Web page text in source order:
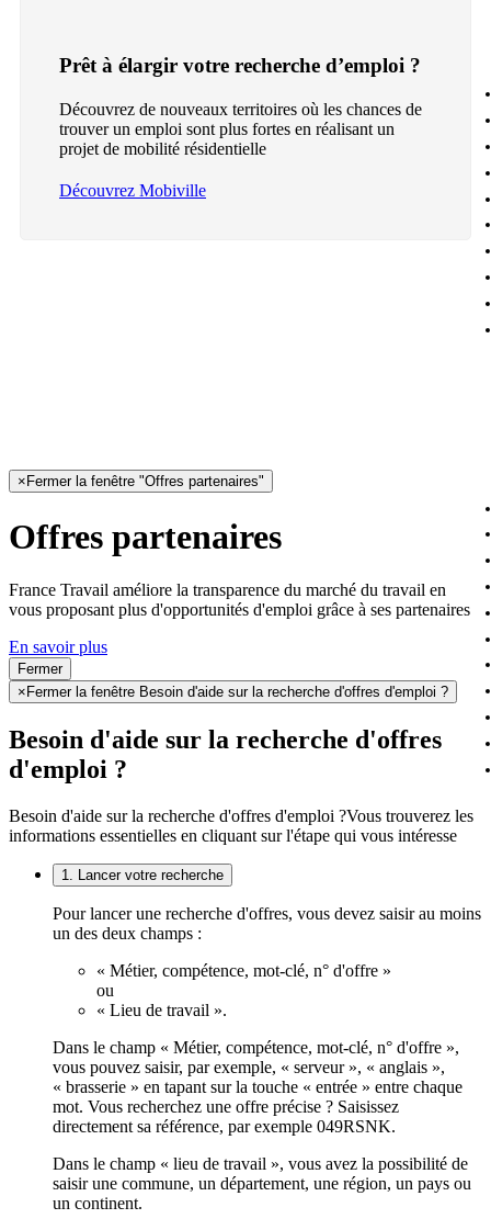
Prêt à élargir votre recherche d’emploi ?
Découvrez de nouveaux territoires où les chances de
trouver un emploi sont plus fortes en réalisant un
projet de mobilité résidentielle
Découvrez Mobiville
× Fermer la fenêtre "Offres partenaires"
Offres partenaires
France Travail améliore la transparence du marché du travail en
vous proposant plus d'opportunités d'emploi grâce à ses partenaires
En savoir plus
Fermer
× Fermer la fenêtre Besoin d'aide sur la recherche d'offres d'emploi ?
Besoin d'aide sur la recherche d'offres
d'emploi ?
Besoin d'aide sur la recherche d'offres d'emploi ?Vous trouverez les
informations essentielles en cliquant sur l'étape qui vous intéresse
1. Lancer votre recherche
Pour lancer une recherche d'offres, vous devez saisir au moins
un des deux champs :
« Métier, compétence, mot-clé, n° d'offre »
ou
« Lieu de travail ».
Dans le champ « Métier, compétence, mot-clé, n° d'offre »,
vous pouvez saisir, par exemple, « serveur », « anglais »,
« brasserie » en tapant sur la touche « entrée » entre chaque
mot. Vous recherchez une offre précise ? Saisissez
directement sa référence, par exemple 049RSNK.
Dans le champ « lieu de travail », vous avez la possibilité de
saisir une commune, un département, une région, un pays ou
un continent.